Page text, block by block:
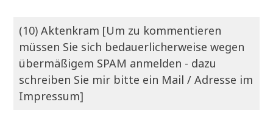
(10) Aktenkram [Um zu kommentieren
müssen Sie sich bedauerlicherweise wegen
übermäßigem SPAM anmelden - dazu
schreiben Sie mir bitte ein Mail / Adresse im
Impressum]